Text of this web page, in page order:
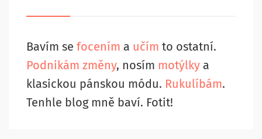
Bavím se focením a učím to ostatní.
Podnikám změny, nosím motýlky a
klasickou pánskou módu. Rukulíbám.
Tenhle blog mně baví. Fotit!